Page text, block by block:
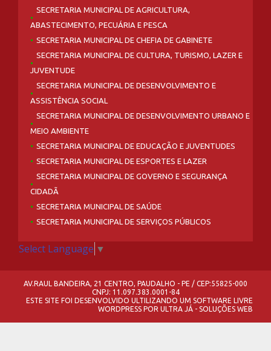
SECRETARIA MUNICIPAL DE AGRICULTURA,
ABASTECIMENTO, PECUÁRIA E PESCA
SECRETARIA MUNICIPAL DE CHEFIA DE GABINETE
SECRETARIA MUNICIPAL DE CULTURA, TURISMO, LAZER E
JUVENTUDE
SECRETARIA MUNICIPAL DE DESENVOLVIMENTO E
ASSISTÊNCIA SOCIAL
SECRETARIA MUNICIPAL DE DESENVOLVIMENTO URBANO E
MEIO AMBIENTE
SECRETARIA MUNICIPAL DE EDUCAÇÃO E JUVENTUDES
SECRETARIA MUNICIPAL DE ESPORTES E LAZER
SECRETARIA MUNICIPAL DE GOVERNO E SEGURANÇA
CIDADÃ
SECRETARIA MUNICIPAL DE SAÚDE
SECRETARIA MUNICIPAL DE SERVIÇOS PÚBLICOS
Select Language ▼
AV.RAUL BANDEIRA, 21 CENTRO, PAUDALHO - PE / CEP:55825-000
CNPJ: 11.097.383.0001-84
ESTE SITE FOI DESENVOLVIDO ULTILIZANDO UM SOFTWARE LIVRE
WORDPRESS POR ULTRA JÁ - SOLUÇÕES WEB